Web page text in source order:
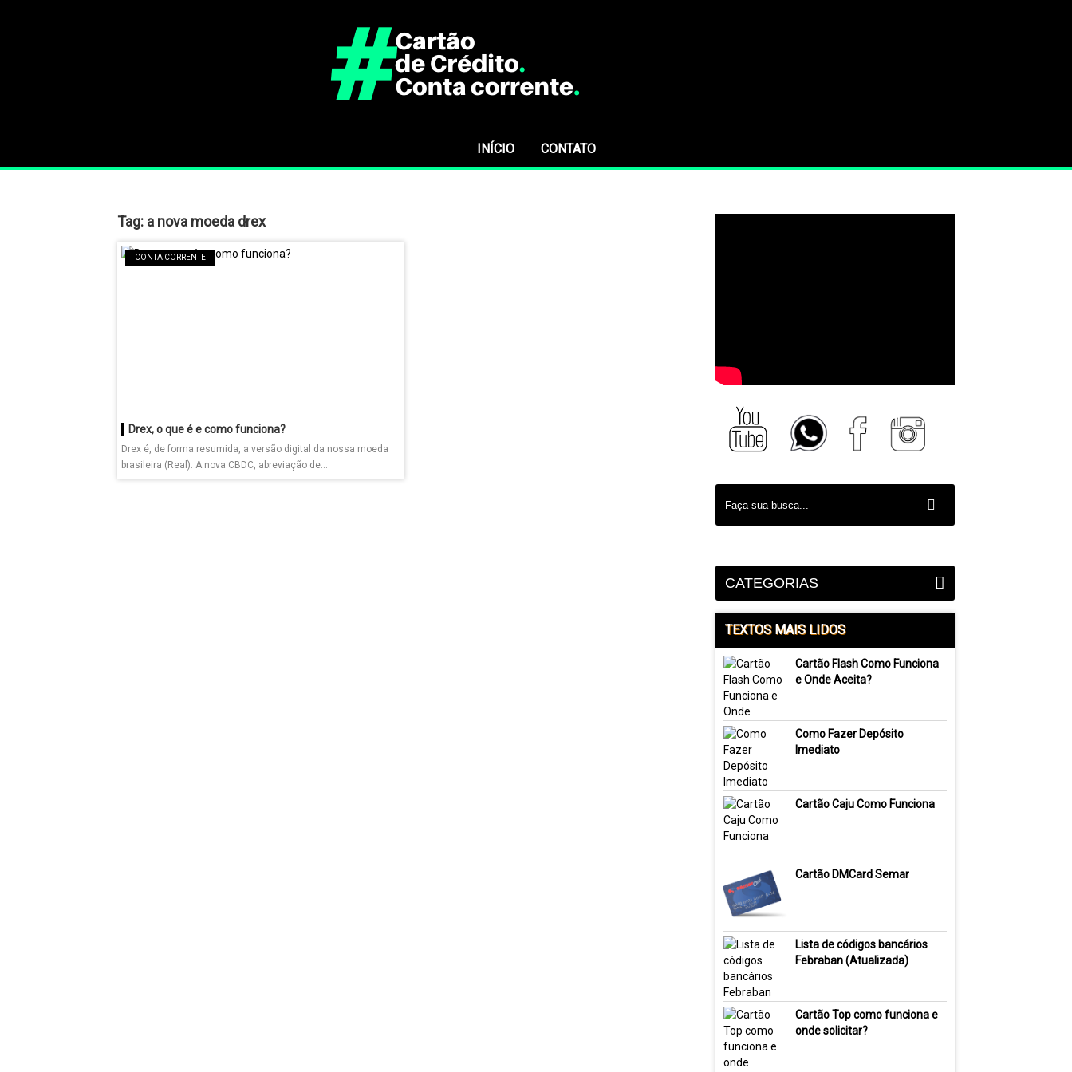
INÍCIO CONTATO
Tag: a nova moeda drex
CONTA CORRENTE
Drex, o que é e como funciona?
Drex é, de forma resumida, a versão digital da nossa moeda
brasileira (Real). A nova CBDC, abreviação de...
CATEGORIAS
TEXTOS MAIS LIDOS
Cartão Flash Como Funciona
e Onde Aceita?
Como Fazer Depósito
Imediato
Cartão Caju Como Funciona
Cartão DMCard Semar
Lista de códigos bancários
Febraban (Atualizada)
Cartão Top como funciona e
onde solicitar?